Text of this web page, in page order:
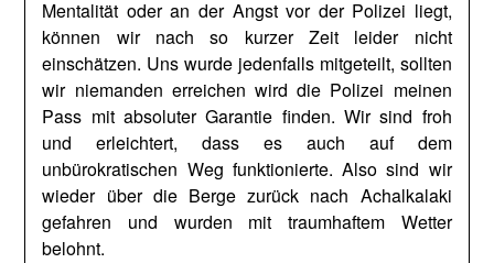
Mentalität oder an der Angst vor der Polizei liegt,
können wir nach so kurzer Zeit leider nicht
einschätzen. Uns wurde jedenfalls mitgeteilt, sollten
wir niemanden erreichen wird die Polizei meinen
Pass mit absoluter Garantie finden. Wir sind froh
und erleichtert, dass es auch auf dem
unbürokratischen Weg funktionierte. Also sind wir
wieder über die Berge zurück nach Achalkalaki
gefahren und wurden mit traumhaftem Wetter
belohnt.